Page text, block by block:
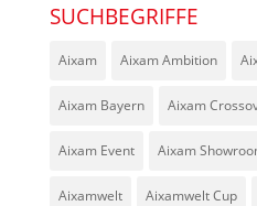
SUCHBEGRIFFE
Aixam Aixam Ambition
Aixam Bayern Aixam
Aixam Event Aixam
Aixamwelt Aixamwelt Cup